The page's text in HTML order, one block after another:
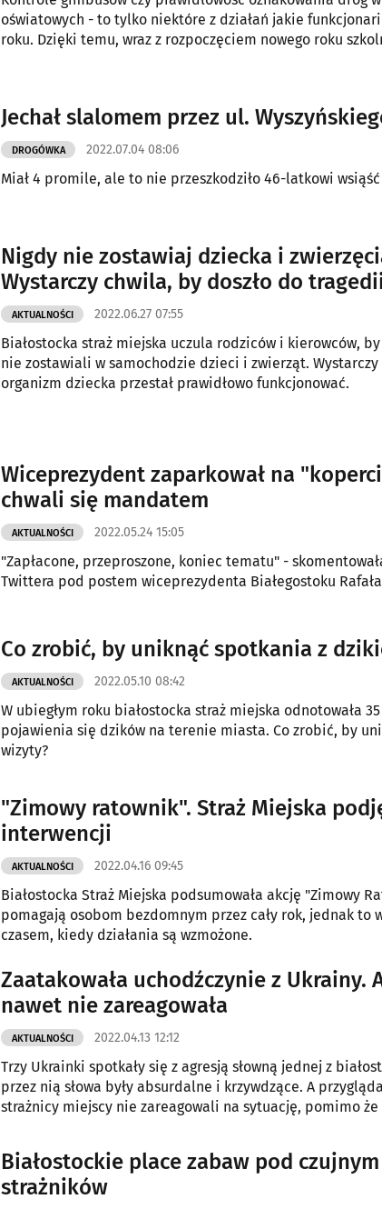
oświatowych - to tylko niektóre z działań jakie
roku. Dzięki temu, wraz z rozpoczęciem nowego roku
Jechał slalomem przez ul.
DROGÓWKA 2022.07.04 08:06
Miał 4 promile, ale to nie przeszkodziło 46-latkowi
Nigdy nie zostawiaj dziecka i
Wystarczy chwila, by doszło do
AKTUALNOŚCI 2022.06.27 07:55
Białostocka straż miejska uczula rodziców i kierowców,
nie zostawiali w samochodzie dzieci i zwierząt.
organizm dziecka przestał prawidłowo funkcjonować.
Wiceprezydent zaparkował na
chwali się mandatem
AKTUALNOŚCI 2022.05.24 15:05
"Zapłacone, przeproszone, koniec tematu" -
Twittera pod postem wiceprezydenta Białegostoku
Co zrobić, by uniknąć spotkania z
AKTUALNOŚCI 2022.05.10 08:42
W ubiegłym roku białostocka straż miejska odnotowała
pojawienia się dzików na terenie miasta. Co zrobić, by
wizyty?
"Zimowy ratownik". Straż Miejska
interwencji
AKTUALNOŚCI 2022.04.16 09:45
Białostocka Straż Miejska podsumowała akcję "Zimowy
pomagają osobom bezdomnym przez cały rok, jednak to
czasem, kiedy działania są wzmożone.
Zaatakowała uchodźczynie z Ukrainy.
nawet nie zareagowała
AKTUALNOŚCI 2022.04.13 12:12
Trzy Ukrainki spotkały się z agresją słowną jednej z
przez nią słowa były absurdalne i krzywdzące. A
strażnicy miejscy nie zareagowali na sytuację, pomimo że
Białostockie place zabaw pod
strażników